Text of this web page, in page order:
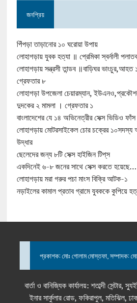
জনপ্রিয়
পিঁপড়া তাড়ানোর ১০ ঘরোয়া উপায়
লোহাগড়ায় যুবক হত্যা ॥ প্রেমিকা স্বর্নালী
লোহাগড়ায় সন্ত্রসী তান্ডব ॥বাড়িঘর ভাংচুর,আহত
গ্রেফতার ৮
লোহাগড়া উপজেলা চেয়ারম্যান,
দুদকের ২ মামলা । গ্রেফতার ১
বাংলাদেশের যে ১৪ অভিনেত্রীর সেক্স ভিডিও
লোহাগড়ায় মোটরসাইকেল চোর চক্রের
উদ্ধার
ছেলেদের জন্য ৮টি সেক্স হাইজিন টিপ্‌স
একদিনেই ৬-৮ জনের সাথে সেক্স করতে হয়েছে…
লোহাগড়ায় মরা গরুর পচা মাংস বিক্রি আটক-১
নড়াইলের কামাল প্রতাব গ্রামে যুবককে কুপিয়ে
প্রকাশক: মোঃ গোলাম মোস্তফা, সম্পাদক:
বার্তা ও বানিজ্যিক কার্যালয়: শতাব্দী
ইনার সার্কুলার রোড, ফকিরাপুল, মতিঝিল,